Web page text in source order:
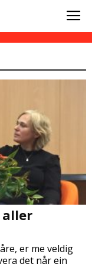
aller
er me veldig
det når ein